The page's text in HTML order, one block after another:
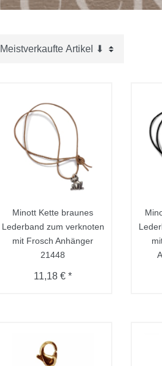
Minott Kette braunes
Lederband zum verknoten
mit Frosch Anhänger
21448
11,18 € *